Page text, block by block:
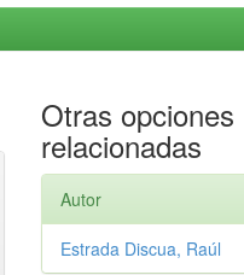
Otras opciones
relacionadas
Autor
Estrada Discua, Raúl